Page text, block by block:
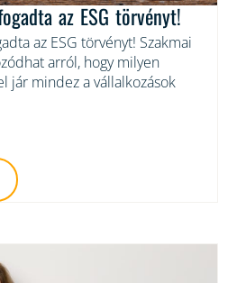
az ESG törvényt!
az ESG törvényt! Szakmai
arról, hogy milyen
jár mindez a vállalkozások